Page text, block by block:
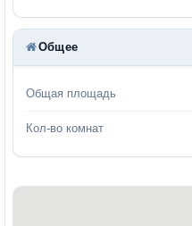
Общее
Общая площадь
Кол-во комнат